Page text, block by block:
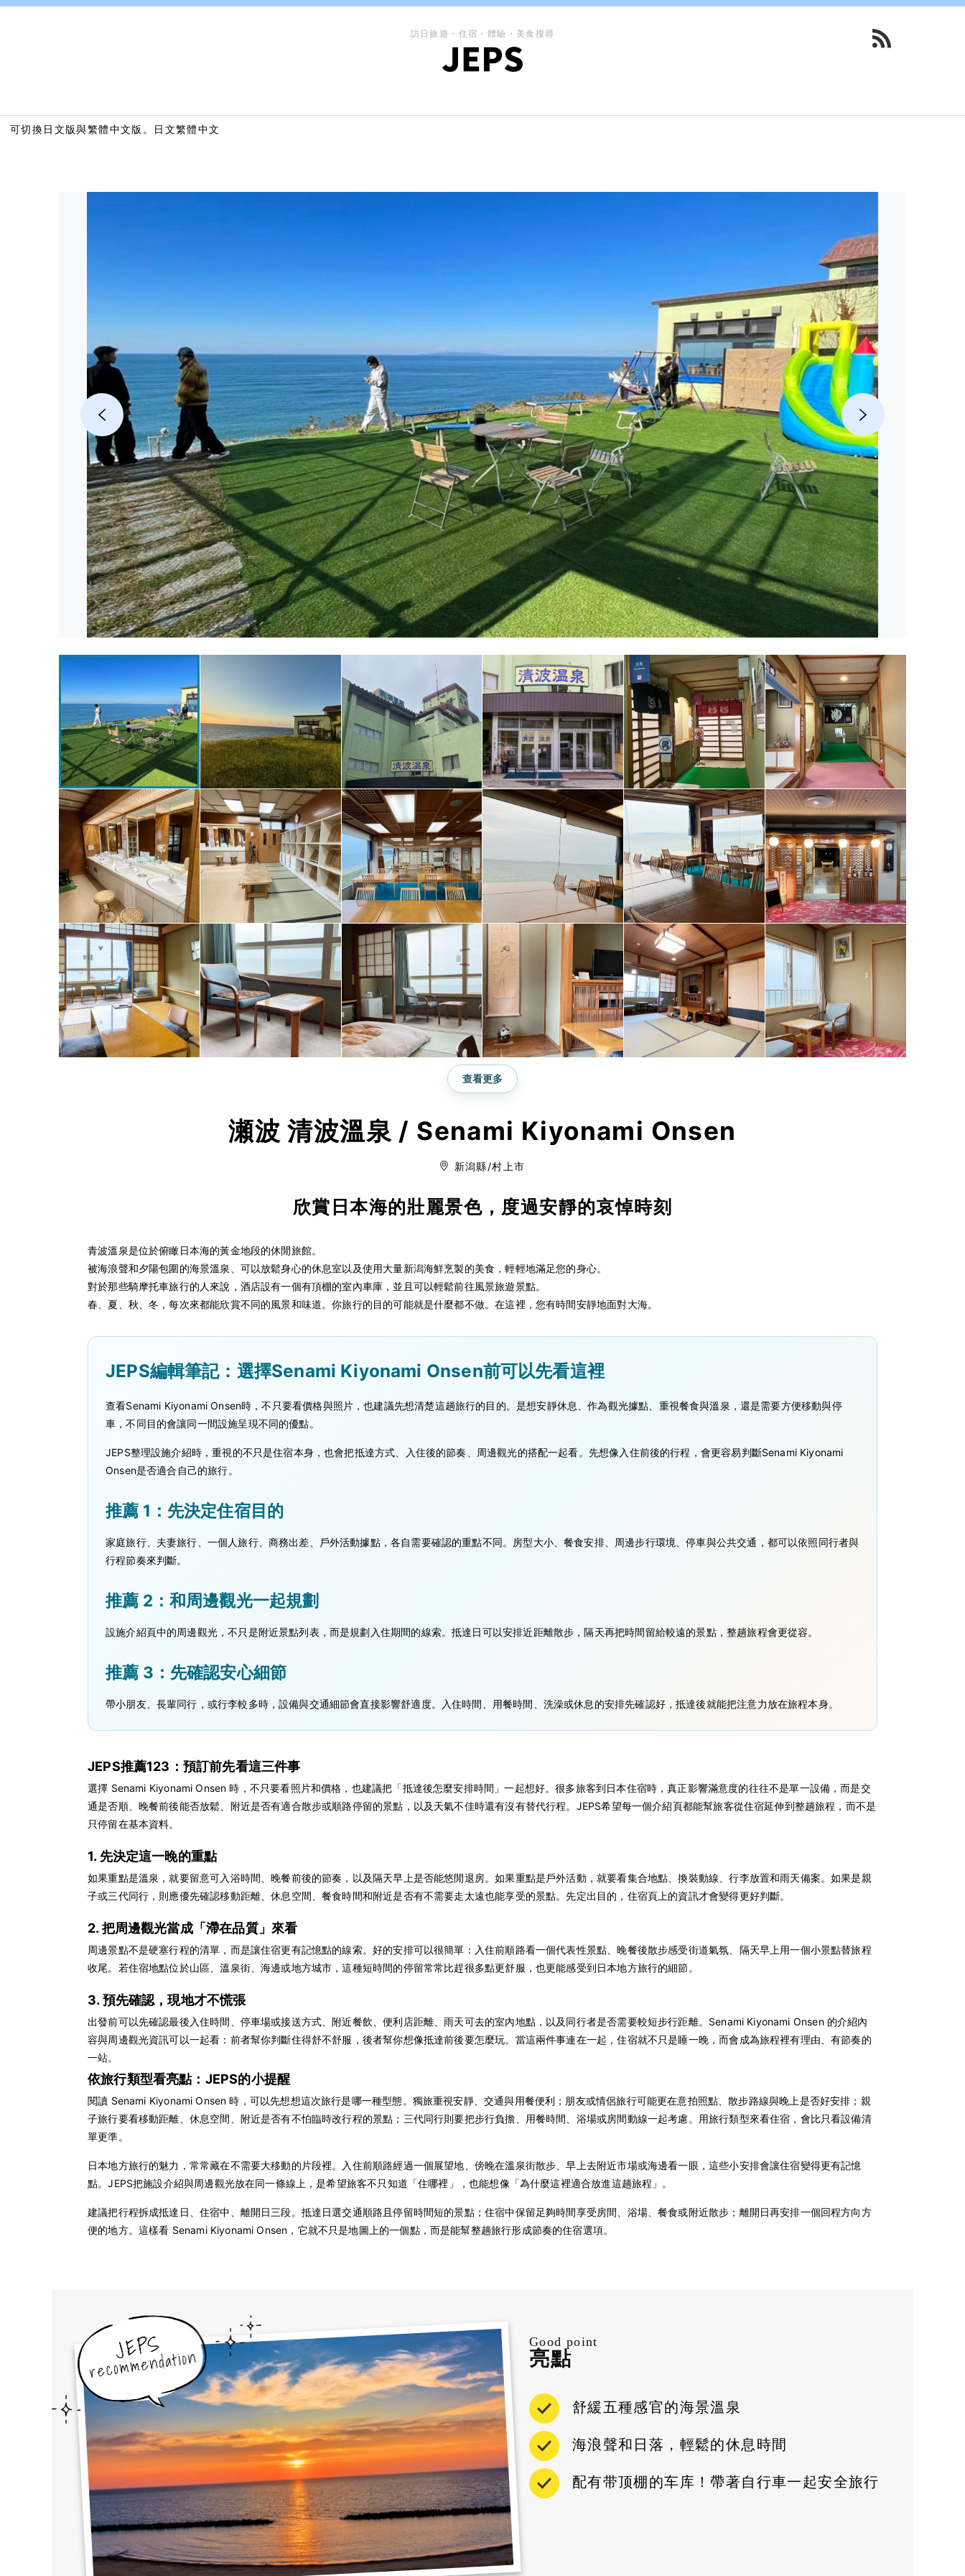
訪日旅遊・住宿・體驗・美食搜尋
可切換日文版與繁體中文版。 日文繁體中文
查看更多
瀬波 清波溫泉 / Senami Kiyonami Onsen
新潟縣/村上市
欣賞日本海的壯麗景色，度過安靜的哀悼時刻
青波溫泉是位於俯瞰日本海的黃金地段的休閒旅館。
被海浪聲和夕陽包圍的海景溫泉、可以放鬆身心的休息室以及使用大量新潟海鮮烹製的美食，輕輕地滿足您的身心。
對於那些騎摩托車旅行的人來說，酒店設有一個有頂棚的室內車庫，並且可以輕鬆前往風景旅遊景點。
春、夏、秋、冬，每次來都能欣賞不同的風景和味道。你旅行的目的可能就是什麼都不做。在這裡，您有時間安靜地面對大海。
JEPS編輯筆記：選擇Senami Kiyonami Onsen前可以先看這裡
查看Senami Kiyonami Onsen時，不只要看價格與照片，也建議先想清楚這趟旅行的目的。是想安靜休息、作為觀光據點、重視餐食與溫泉，還是需要方便移動與停
車，不同目的會讓同一間設施呈現不同的優點。
JEPS整理設施介紹時，重視的不只是住宿本身，也會把抵達方式、入住後的節奏、周邊觀光的搭配一起看。先想像入住前後的行程，會更容易判斷Senami Kiyonami
Onsen是否適合自己的旅行。
推薦 1：先決定住宿目的
家庭旅行、夫妻旅行、一個人旅行、商務出差、戶外活動據點，各自需要確認的重點不同。房型大小、餐食安排、周邊步行環境、停車與公共交通，都可以依照同行者與
行程節奏來判斷。
推薦 2：和周邊觀光一起規劃
設施介紹頁中的周邊觀光，不只是附近景點列表，而是規劃入住期間的線索。抵達日可以安排近距離散步，隔天再把時間留給較遠的景點，整趟旅程會更從容。
推薦 3：先確認安心細節
帶小朋友、長輩同行，或行李較多時，設備與交通細節會直接影響舒適度。入住時間、用餐時間、洗澡或休息的安排先確認好，抵達後就能把注意力放在旅程本身。
JEPS推薦123：預訂前先看這三件事
選擇 Senami Kiyonami Onsen 時，不只要看照片和價格，也建議把「抵達後怎麼安排時間」一起想好。很多旅客到日本住宿時，真正影響滿意度的往往不是單一設備，而是交
通是否順、晚餐前後能否放鬆、附近是否有適合散步或順路停留的景點，以及天氣不佳時還有沒有替代行程。JEPS希望每一個介紹頁都能幫旅客從住宿延伸到整趟旅程，而不是
只停留在基本資料。
1. 先決定這一晚的重點
如果重點是溫泉，就要留意可入浴時間、晚餐前後的節奏，以及隔天早上是否能悠閒退房。如果重點是戶外活動，就要看集合地點、換裝動線、行李放置和雨天備案。如果是親
子或三代同行，則應優先確認移動距離、休息空間、餐食時間和附近是否有不需要走太遠也能享受的景點。先定出目的，住宿頁上的資訊才會變得更好判斷。
2. 把周邊觀光當成「滯在品質」來看
周邊景點不是硬塞行程的清單，而是讓住宿更有記憶點的線索。好的安排可以很簡單：入住前順路看一個代表性景點、晚餐後散步感受街道氣氛、隔天早上用一個小景點替旅程
收尾。若住宿地點位於山區、溫泉街、海邊或地方城市，這種短時間的停留常常比趕很多點更舒服，也更能感受到日本地方旅行的細節。
3. 預先確認，現地才不慌張
出發前可以先確認最後入住時間、停車場或接送方式、附近餐飲、便利店距離、雨天可去的室內地點，以及同行者是否需要較短步行距離。Senami Kiyonami Onsen 的介紹內
容與周邊觀光資訊可以一起看：前者幫你判斷住得舒不舒服，後者幫你想像抵達前後要怎麼玩。當這兩件事連在一起，住宿就不只是睡一晚，而會成為旅程裡有理由、有節奏的
一站。
依旅行類型看亮點：JEPS的小提醒
閱讀 Senami Kiyonami Onsen 時，可以先想想這次旅行是哪一種型態。獨旅重視安靜、交通與用餐便利；朋友或情侶旅行可能更在意拍照點、散步路線與晚上是否好安排；親
子旅行要看移動距離、休息空間、附近是否有不怕臨時改行程的景點；三代同行則要把步行負擔、用餐時間、浴場或房間動線一起考慮。用旅行類型來看住宿，會比只看設備清
單更準。
日本地方旅行的魅力，常常藏在不需要大移動的片段裡。入住前順路經過一個展望地、傍晚在溫泉街散步、早上去附近市場或海邊看一眼，這些小安排會讓住宿變得更有記憶
點。JEPS把施設介紹與周邊觀光放在同一條線上，是希望旅客不只知道「住哪裡」，也能想像「為什麼這裡適合放進這趟旅程」。
建議把行程拆成抵達日、住宿中、離開日三段。抵達日選交通順路且停留時間短的景點；住宿中保留足夠時間享受房間、浴場、餐食或附近散步；離開日再安排一個回程方向方
便的地方。這樣看 Senami Kiyonami Onsen，它就不只是地圖上的一個點，而是能幫整趟旅行形成節奏的住宿選項。
Good point
亮點
舒緩五種感官的海景溫泉
海浪聲和日落，輕鬆的休息時間
配有带顶棚的车库！帶著自行車一起安全旅行